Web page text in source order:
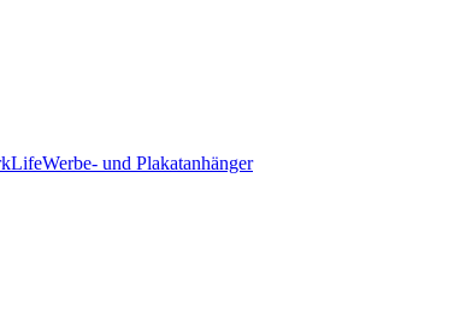
Werbe- und Plakatanhänger